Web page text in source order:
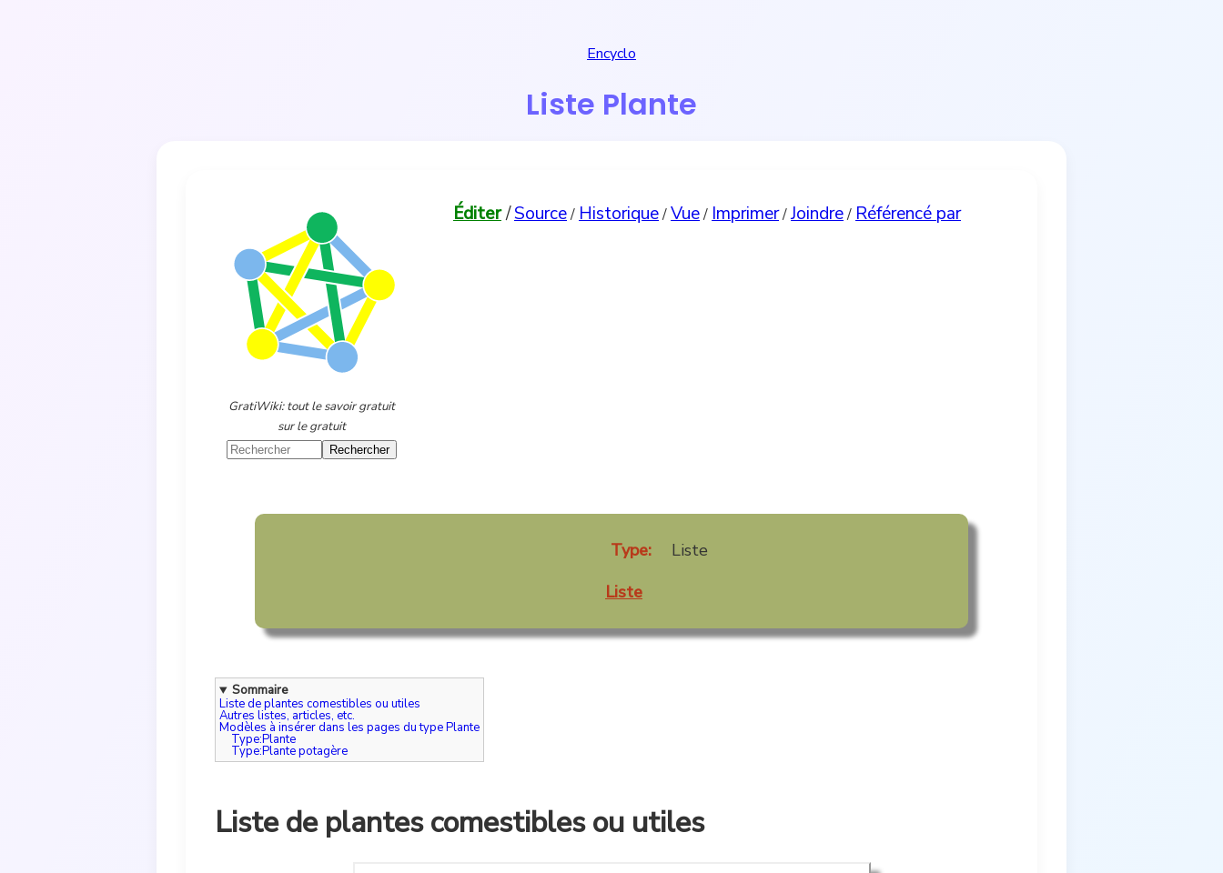
Encyclo
Liste Plante
GratiWiki: tout le savoir gratuit
sur le gratuit
Éditer/Source/Historique/Vue/Imprimer/Joindre/Référencé par
Type:
Liste
Liste
Sommaire
Liste de plantes comestibles ou utiles
Autres listes, articles, etc.
Modèles à insérer dans les pages du type Plante
Type:Plante
Type:Plante potagère
Liste de plantes comestibles ou utiles